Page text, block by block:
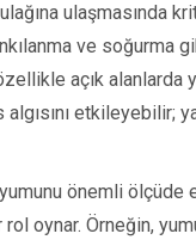
ulaşmasında
ve soğurma
açık
algısını
önemli ölçüde
oynar. Örneğin,